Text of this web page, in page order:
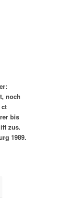
noch
ct
bis
zus.
1989.